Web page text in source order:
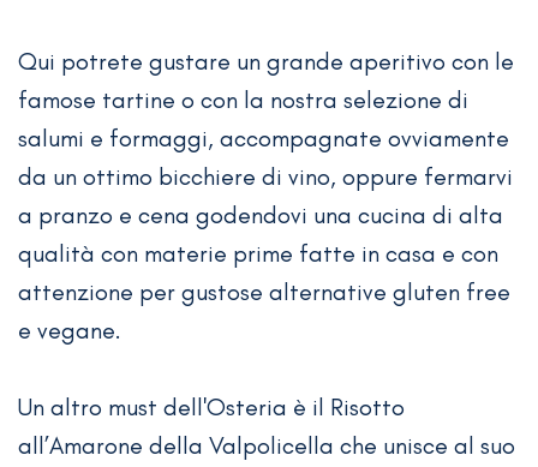
Qui potrete gustare un grande aperitivo con le
famose tartine o con la nostra selezione di
salumi e formaggi, accompagnate ovviamente
da un ottimo bicchiere di vino, oppure fermarvi
a pranzo e cena godendovi una cucina di alta
qualità con materie prime fatte in casa e con
attenzione per gustose alternative gluten free
e vegane.
Un altro must dell'Osteria è il Risotto
all’Amarone della Valpolicella che unisce al suo